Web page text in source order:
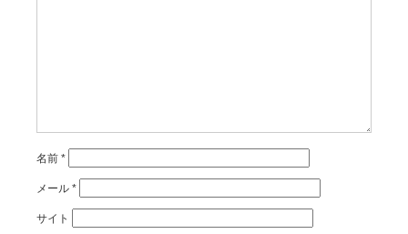
名前 *
メール *
サイト